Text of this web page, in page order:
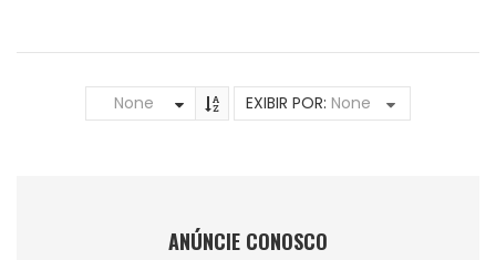
None EXIBIR POR: None
ANÚNCIE CONOSCO